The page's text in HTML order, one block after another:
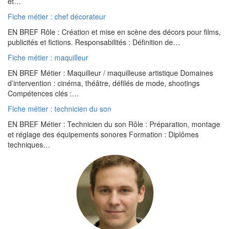
Fiche métier : chef décorateur
EN BREF Rôle : Création et mise en scène des décors pour films,
publicités et fictions. Responsabilités : Définition de…
Fiche métier : maquilleur
EN BREF Métier : Maquilleur / maquilleuse artistique Domaines
d’intervention : cinéma, théâtre, défilés de mode, shootings
Compétences clés :…
Fiche métier : technicien du son
EN BREF Métier : Technicien du son Rôle : Préparation, montage
et réglage des équipements sonores Formation : Diplômes
techniques…